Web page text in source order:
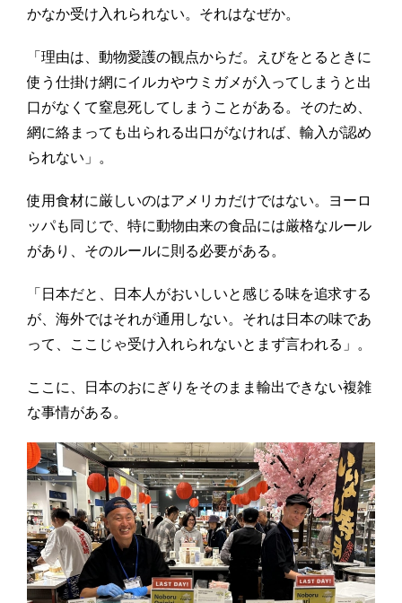
かなか受け入れられない。それはなぜか。
「理由は、動物愛護の観点からだ。えびをとるときに
使う仕掛け網にイルカやウミガメが入ってしまうと出
口がなくて窒息死してしまうことがある。そのため、
網に絡まっても出られる出口がなければ、輸入が認め
られない」。
使用食材に厳しいのはアメリカだけではない。ヨーロ
ッパも同じで、特に動物由来の食品には厳格なルール
があり、そのルールに則る必要がある。
「日本だと、日本人がおいしいと感じる味を追求する
が、海外ではそれが通用しない。それは日本の味であ
って、ここじゃ受け入れられないとまず言われる」。
ここに、日本のおにぎりをそのまま輸出できない複雑
な事情がある。